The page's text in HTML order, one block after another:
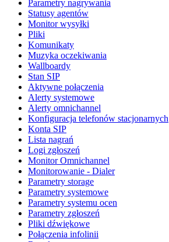
Parametry nagrywania
Statusy agentów
Monitor wysyłki
Pliki
Komunikaty
Muzyka oczekiwania
Wallboardy
Stan SIP
Aktywne połączenia
Alerty systemowe
Alerty omnichannel
Konfiguracja telefonów stacjonarnych
Konta SIP
Lista nagrań
Logi zgłoszeń
Monitor Omnichannel
Monitorowanie - Dialer
Parametry storage
Parametry systemowe
Parametry systemu ocen
Parametry zgłoszeń
Pliki dźwiękowe
Połączenia infolinii